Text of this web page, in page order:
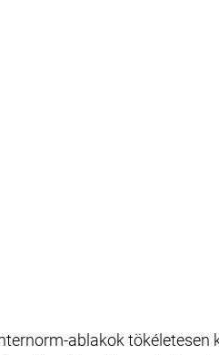
ablakok tökéletesen